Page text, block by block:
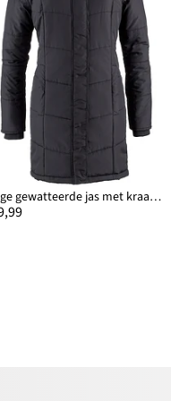
Lange gewatteerde jas met kraag en capuchon